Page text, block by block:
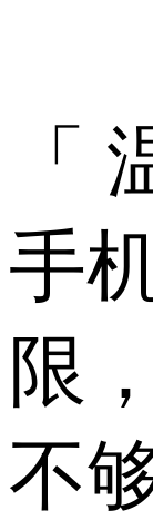
「
手
限
不